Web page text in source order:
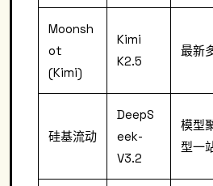
Moonsh
ot
(Kimi)
Kimi
K2.5
最新
硅基流动
DeepS
eek-
V3.2
模型
型一